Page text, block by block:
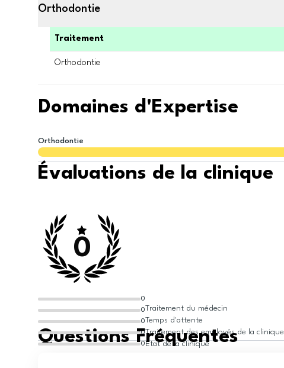
Orthodontie
Traitement
Orthodontie
Domaines d'Expertise
Orthodontie
Évaluations de la clinique
0
0
0
0
0
0
Traitement du médecin
Temps d'attente
Traitement des employés de la clinique
État de la clinique
Questions Fréquentes